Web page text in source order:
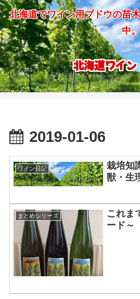
北海道でワイン用ブドウの苗
中。
北海道ワイ
2019-01-06
ワイン日記
栽培知
獣・生
まとめシリーズ
これま
ード～